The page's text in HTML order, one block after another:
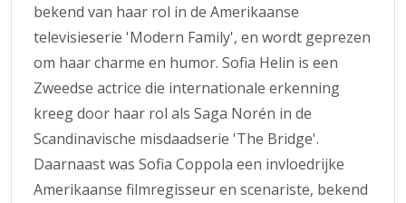
bekend van haar rol in de Amerikaanse
televisieserie 'Modern Family', en wordt geprezen
om haar charme en humor. Sofia Helin is een
Zweedse actrice die internationale erkenning
kreeg door haar rol als Saga Norén in de
Scandinavische misdaadserie 'The Bridge'.
Daarnaast was Sofia Coppola een invloedrijke
Amerikaanse filmregisseur en scenariste, bekend